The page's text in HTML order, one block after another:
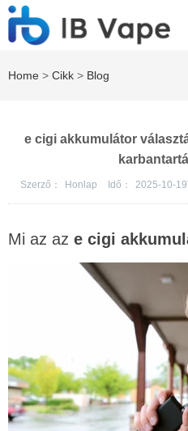
Home > Cikk > Blog
e cigi akkumulátor
Szerző： Honlap Idő： 2025-10-
Mi az az e cigi